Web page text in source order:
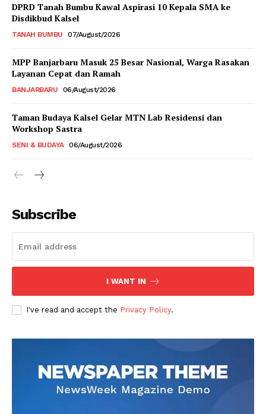
DPRD Tanah Bumbu Kawal Aspirasi 10 Kepala SMA ke
Disdikbud Kalsel
TANAH BUMBU 07/August/2026
MPP Banjarbaru Masuk 25 Besar Nasional, Warga Rasakan
Layanan Cepat dan Ramah
BANJARBARU 06/August/2026
Taman Budaya Kalsel Gelar MTN Lab Residensi dan
Workshop Sastra
SENI & BUDAYA 06/August/2026
Subscribe
I WANT IN
I've read and accept the Privacy Policy.